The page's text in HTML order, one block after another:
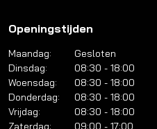
Openingstijden
Maandag:
Gesloten
Dinsdag:
08:30 - 18:00
Woensdag:
08:30 - 18:00
Donderdag:
08:30 - 18:00
Vrijdag:
08:30 - 18:00
Zaterdag:
09:00 - 17:00